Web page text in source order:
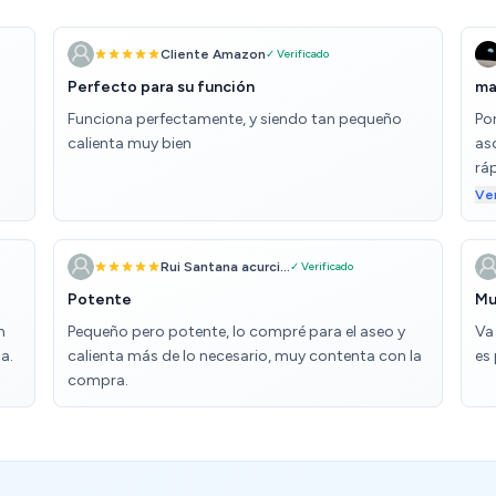
Cliente Amazon✓ Verificado
Perfecto para su función
Funciona perfectamente, y siendo tan pequeño
calienta muy bien
Rui Santana acurci... ✓ Verificado
Potente
Pequeño pero potente, lo compré para el aseo y
calienta más de lo necesario, muy contenta con la
compra.
es